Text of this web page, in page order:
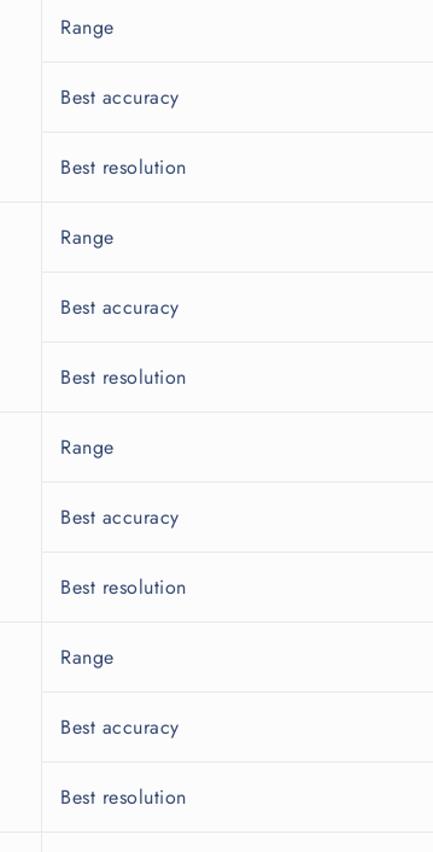
Range
Best accuracy
Best resolution
Range
Best accuracy
Best resolution
Range
Best accuracy
Best resolution
Range
Best accuracy
Best resolution